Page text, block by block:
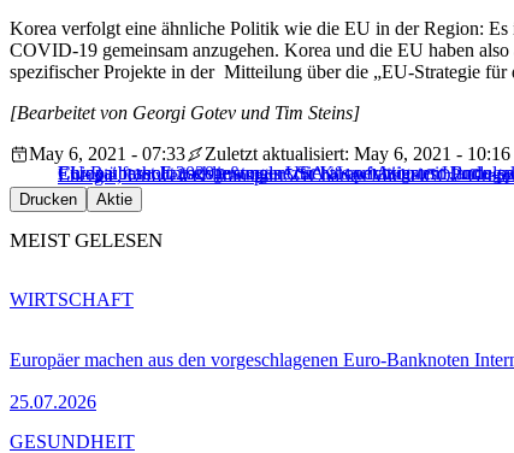
Korea verfolgt eine ähnliche Politik wie die EU in der Region:
COVID-19 gemeinsam anzugehen. Korea und die EU haben
spezifischer Projekte in der Mitteilung über die „EU-Strategie für
[Bearbeitet von Georgi Gotev und Tim Steins]
Europa braucht „ausgewogene Sicht“ auf Asien, so
China überholt 2020 erstmals USA als wichtigster
EU-Rat fasst Entschließungen zur Kooperation mit „indo-
May 6, 2021 - 07:33
Zuletzt aktualisiert: May 6, 2021 - 10:16
Energie, Umwelt & Transport5GCharles MichelCO2-
Drucken Aktie
MEIST GELESEN
Europäer machen aus den vorgeschlagenen Euro-Banknoten
25.07.2026
WIRTSCHAFT
GESUNDHEIT